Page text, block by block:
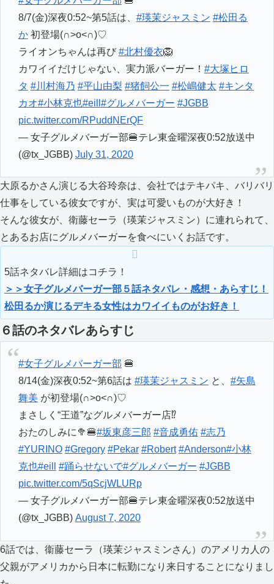
8/7(金)深夜0:52~第5話は、 #瑛茉ジャスミン #松田る
か初登場(∩˃o˂∩)♡
ライオンちゃんは再び #北村優衣🦁
カワイイだけじゃない、実力派バーガー！ #大塚ヒロ
タ #川村海乃 #平山由梨 #猪飼公一 #松嶋健太 #キンタ
カオ#小林克也#eill #グルメバーガー #JGBB
pic.twitter.com/RPuddNErQF
— 女子グルメバーガー部🍔テレ東金曜深夜0:52放送中
(@tx_JGBB) July 31, 2020
大原るかさん演じる大谷玲奈は、会社ではテキパキ、バリバリ
仕事をしている彼女ですが、実は可愛いものが大好き！
そんな彼女が、衛藤セーラ（瑛茉ジャスミン）に連れられて、
とあるお店にグルメバーガーを食べにいくお話です。
5話ネタバレ詳細はコチラ！
＞＞女子グルメバーガー部５話ネタバレ・感想・あらすじ！
松田るか演じるデキる女性はカワイイものがお好き！
６話のネタバレあらすじ
#女子グルメバーガー部 🍔
8/14(金)深夜0:52~第6話は #瑛茉ジャスミン と、 #矢島
舞美 が初登場(∩˃o˂∩)♡
まさしく“王道”なグルメバーガー店⁉︎
おたのしみに🥦🍔#坂東彦三郎 #音成勇佑 #志乃
#YURINO #Gregory #Pekar #Robert #Anderson#小林
克也#eill #踊らせないで#グルメバーガー #JGBB
pic.twitter.com/5qScjWLURp
— 女子グルメバーガー部🍔テレ東金曜深夜0:52放送中
(@tx_JGBB) August 7, 2020
6話では、衞藤セーラ（瑛茉ジャスミンさん）のアメリカ人の
父親がアメリカから日本に転勤になり来日することになりまし